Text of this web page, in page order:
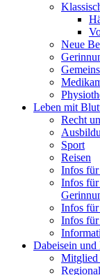
Neue
Leben mit
Recht
Sport
Reisen
Infos
Infos
Infos für
Infos
Dabeisein und
Mitglied